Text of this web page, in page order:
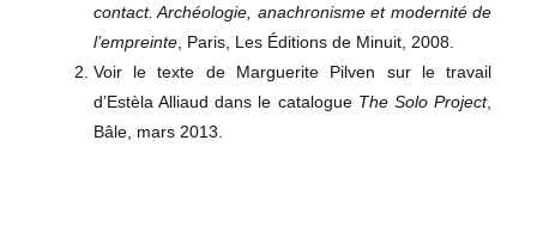
contact. Archéologie, anachronisme et modernité de
l’empreinte, Paris, Les Éditions de Minuit, 2008.
Voir le texte de Marguerite Pilven sur le travail
d’Estèla Alliaud dans le catalogue The Solo Project,
Bâle, mars 2013.